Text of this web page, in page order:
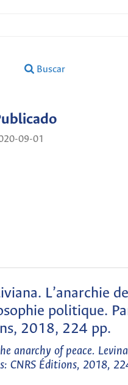
Buscar
09-01
L’anarchie
politique.
2018, 224 pp.
anarchy of peace.
CNRS Éditions, 2018,